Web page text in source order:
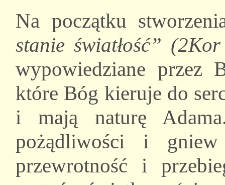
Na początku
stanie światłość”
wypowiedziane przez
które Bóg kieruje do
i mają naturę
pożądliwości i
przewrotność i